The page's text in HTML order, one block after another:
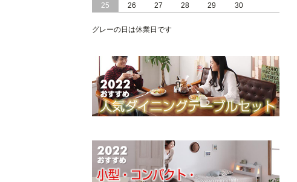
25
26 27 28 29 30
グレーの日は休業日です